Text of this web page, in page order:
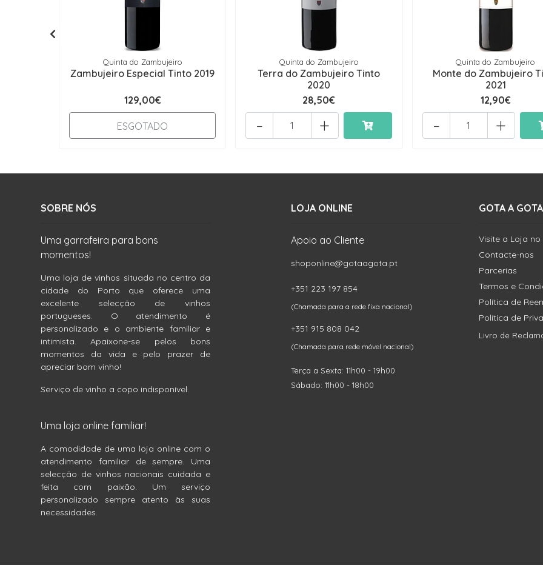
Quinta do Zambujeiro
Zambujeiro Especial Tinto 2019
129,00€
ESGOTADO
Quinta do Zambujeiro
Terra do Zambujeiro Tinto
2020
28,50€
+
-
Quinta do Zambujeiro
Monte do Zambujeiro
2021
12,90€
+
-
SOBRE NÓS
Uma garrafeira para bons
momentos!
Uma loja de vinhos situada no centro da
cidade do Porto que oferece uma
excelente selecção de vinhos
portugueses. O atendimento é
personalizado e o ambiente familiar e
intimista. Apaixone-se pelos bons
momentos da vida e pelo prazer de
apreciar bom vinho!
Serviço de vinho a copo indisponível.
Uma loja online familiar!
A comodidade de uma loja online com o
atendimento familiar de sempre. Uma
selecção de vinhos nacionais cuidada e
feita com paixão. Um serviço
personalizado sempre atento às suas
necessidades.
LOJA ONLINE
Apoio ao Cliente
shoponline@gotaagota.pt
+351 223 197 854
(Chamada para a rede fixa nacional)
+351 915 808 042
(Chamada para rede móvel nacional)
Terça a Sexta: 11h00 - 19h00
Sábado: 11h00 - 18h00
GOTA A
Visite a Loja
Contacte-nos
Parcerias
Termos e
Política de
Política de
Livro de